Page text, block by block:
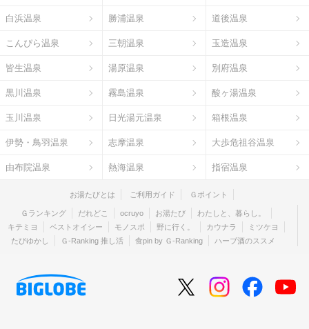
白浜温泉 勝浦温泉 道後温泉
こんぴら温泉 三朝温泉 玉造温泉
皆生温泉 湯原温泉 別府温泉
黒川温泉 霧島温泉 酸ヶ湯温泉
玉川温泉 日光湯元温泉 箱根温泉
伊勢・鳥羽温泉 志摩温泉 大歩危祖谷温泉
由布院温泉 熱海温泉 指宿温泉
お湯たびとは ご利用ガイド Ｇポイント
Ｇランキング だれどこ ocruyo お湯たび
わたしと、暮らし。
キテミヨ
ベストオイシー モノスポ 野に行く。 カウナラ
ミツケヨ
たびゆかし
Ｇ-Ranking 推し活 食pin by Ｇ-Ranking ハーブ酒のススメ